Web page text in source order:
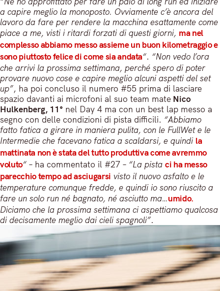
a capire meglio la monoposto. Ovviamente c’è ancora del
lavoro da fare per rendere la macchina esattamente come
piace a me, visti i ritardi forzati di questi giorni, ma nel
complesso abbiamo messo assieme un buon kilometraggio e
sono piuttosto felice di come sia andata“. “Non vedo l’ora
che arrivi la prossima settimana, perché spero di poter
provare nuovo cose e capire meglio alcuni aspetti del set
up”, ha poi concluso il numero #55 prima di lasciare
spazio davanti ai microfoni al suo team mate Nico
Hulkenberg, 11° nel Day 4 ma con un best lap messo a
segno con delle condizioni di pista difficili. “Abbiamo
fatto fatica a girare in maniera pulita, con le FullWet e le
Intermedie che facevano fatica a scaldarsi, e quindi la
mattinata non è stata del tutto produttiva come avremmo
voluto“– ha commentato il #27 – “La pista ci ha messo
parecchio tempo ad asciugarsi visto il nuovo asfalto e le
temperature comunque fredde, e quindi io sono riuscito a
fare un solo run né bagnato, né asciutto ma…umido.
Diciamo che la prossima settimana ci aspettiamo qualcosa
di decisamente meglio dai cieli spagnoli”.